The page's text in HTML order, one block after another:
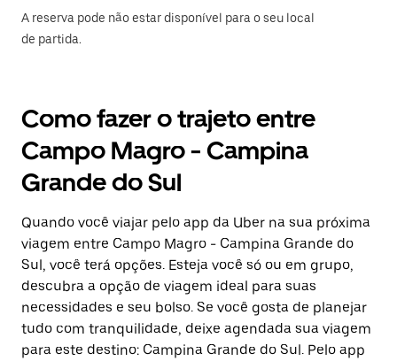
A reserva pode não estar disponível para o seu local
de partida.
Como fazer o trajeto entre
Campo Magro - Campina
Grande do Sul
Quando você viajar pelo app da Uber na sua próxima
viagem entre Campo Magro - Campina Grande do
Sul, você terá opções. Esteja você só ou em grupo,
descubra a opção de viagem ideal para suas
necessidades e seu bolso. Se você gosta de planejar
tudo com tranquilidade, deixe agendada sua viagem
para este destino: Campina Grande do Sul. Pelo app